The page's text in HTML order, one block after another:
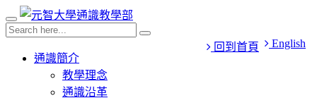
English
回到首頁
通識簡介
教學理念
通識沿革